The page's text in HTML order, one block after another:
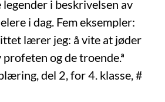
i beskrivelsen av
i dag. Fem eksempler:
lærer jeg: å vite at jøder
og de troende.ª
del 2, for 4. klasse, #